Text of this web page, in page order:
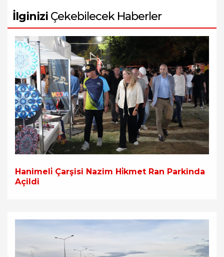
İlginizi Çekebilecek Haberler
Hanimeli̇ Çarşisi Nazim Hi̇kmet Ran Parkinda
Açildi